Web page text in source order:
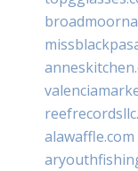
alawaffle.com